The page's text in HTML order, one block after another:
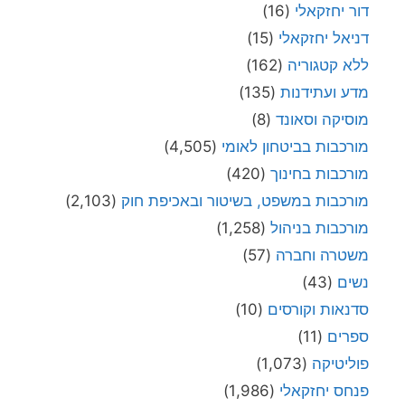
דור יחזקאלי (16)
דניאל יחזקאלי (15)
ללא קטגוריה (162)
מדע ועתידנות (135)
מוסיקה וסאונד (8)
מורכבות בביטחון לאומי (4,505)
מורכבות בחינוך (420)
מורכבות במשפט, בשיטור ובאכיפת חוק (2,103)
מורכבות בניהול (1,258)
משטרה וחברה (57)
נשים (43)
סדנאות וקורסים (10)
ספרים (11)
פוליטיקה (1,073)
פנחס יחזקאלי (1,986)